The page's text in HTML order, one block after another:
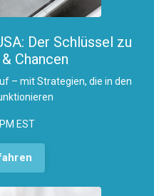
Der Schlüssel zu
Chancen
– mit Strategien, die in den
EST